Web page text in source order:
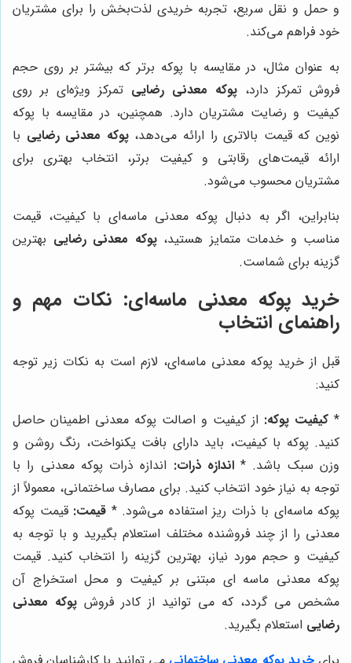
و حمل و نقل سریع، تجربه خریدی لذت‌بخش را برای مشتریان
خود فراهم می‌کند.
به عنوان مثال، در مقایسه با پوکه برتر که بیشتر بر روی حجم
فروش تمرکز دارد، پوکه معدنی رضایی تمرکز ویژه‌ای بر روی
کیفیت و رضایت مشتریان دارد. همچنین، در مقایسه با پوکه
نوین که قیمت بالاتری را ارائه می‌دهد،پوکه معدنی رضایی با
ارائه قیمت‌های رقابتی و کیفیت برتر، انتخاب بهتری برای
مشتریان محسوب می‌شود.
بنابراین، اگر به دنبال پوکه معدنی ماسه‌ای با کیفیت، قیمت
مناسب و خدمات متمایز هستید،پوکه معدنی رضایی بهترین
گزینه برای شماست.
خرید پوکه معدنی ماسه‌ای: نکات مهم و
راهنمای انتخاب
قبل از خرید پوکه معدنی ماسه‌ای، لازم است به نکات زیر توجه
کنید:
* کیفیت پوکه: از کیفیت و اصالت پوکه معدنی اطمینان حاصل
کنید. پوکه با کیفیت، باید دارای بافت یکنواخت، رنگ روشن و
وزن سبک باشد. *اندازه ذرات: اندازه ذرات پوکه معدنی را با
توجه به نیاز خود انتخاب کنید. برای مصارف ساختمانی، معمولاً از
پوکه ماسه‌ای با ذرات ریز استفاده می‌شود. * قیمت: قیمت پوکه
معدنی را از چند فروشنده مختلف استعلام بگیرید و با توجه به
کیفیت و حجم مورد نیاز، بهترین گزینه را انتخاب کنید. قیمت
پوکه معدنی ماسه ای مبتنی بر کیفیت و محل استخراج آن
مشخص می گردد، که می توانید از کادر فروش پوکه معدنی
رضایی استعلام بگیرید.